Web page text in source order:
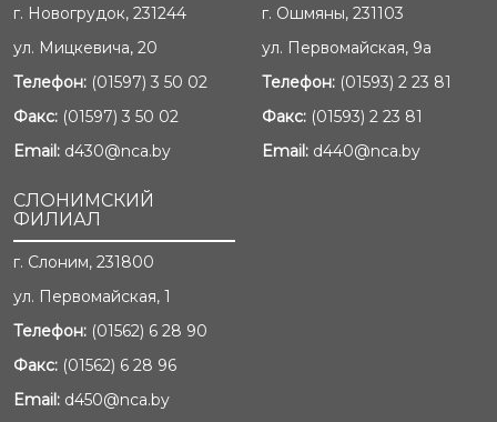
г. Новогрудок, 231244
ул. Мицкевича, 20
Телефон: (01597) 3 50 02
Факс: (01597) 3 50 02
Email: d430@nca.by
г. Ошмяны, 231103
ул. Первомайская, 9а
Телефон: (01593) 2 23 81
Факс: (01593) 2 23 81
Email: d440@nca.by
СЛОНИМСКИЙ
ФИЛИАЛ
г. Слоним, 231800
ул. Первомайская, 1
Телефон: (01562) 6 28 90
Факс: (01562) 6 28 96
Email: d450@nca.by